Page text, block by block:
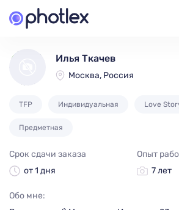
Илья Ткачев
Москва, Россия
TFP Индивидуальная Love
Предметная
Обо мне:
Срок сдачи заказа
от 1 дня
Опыт
7 лет